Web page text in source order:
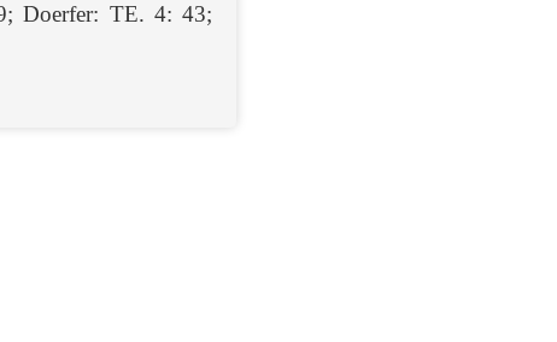
;Doerfer: TE. 4: 43;